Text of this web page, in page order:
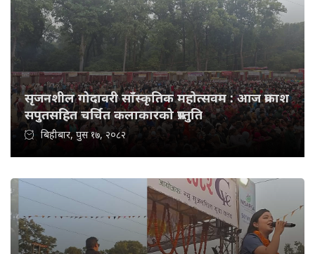
सृजनशील गोदावरी साँस्कृतिक महोत्सवम : आज प्रकाश
सपुतसहित चर्चित कलाकारको प्रस्तुति
बिहीबार, पुस १७, २०८२